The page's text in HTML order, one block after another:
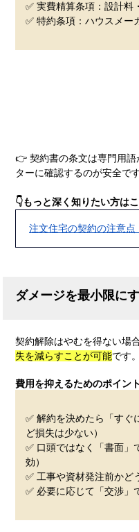
✅ 実費精算条項：設計料
✅ 特約条項：ハウスメー
👉 契約書の条文は専門用
ターに確認するのが安全です
👇もっと深く知りたい方は
注文住宅の契約の注意
ダメージを最小限に
契約解除はやむを得ない場
失を減らすことが可能です。
費用を抑えるためのポイント
✅ 解約を決めたら「すぐ
ど損失は少ない）
✅ 口頭ではなく「書面」
効）
✅ 工事や資材発注前かど
✅ 必要に応じて「交渉」